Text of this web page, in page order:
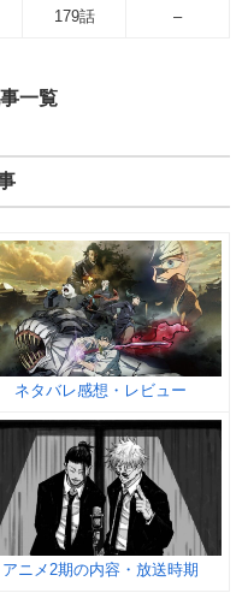
179話 –
一覧
ネタバレ感想・レビュー
アニメ2期の内容・放送時期